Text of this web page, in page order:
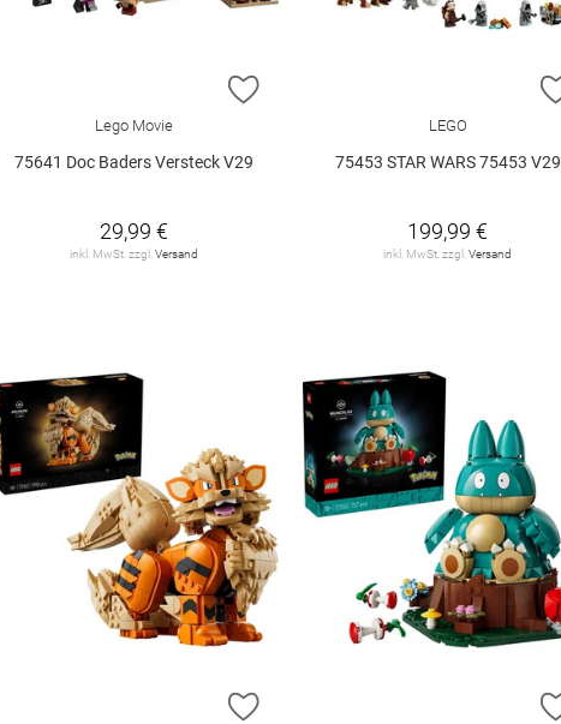
HINZUFÜGEN ZUR WUNSCHLISTE HINZUFÜGEN
Lego Movie
75641 Doc Baders Versteck V29
29,99 €
inkl. MwSt. zzgl.Versand
LEGO
75453 STAR WARS 75453 V29
199,99 €
inkl. MwSt. zzgl.Versand
HINZUFÜGEN ZUR WUNSCHLISTE HINZUFÜGEN